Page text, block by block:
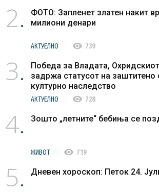
2
ФОТО: Запленет златен накит
милиони денари
АКТУЕЛНО visibility 739
3
Победа за Владата,
задржа статусот на заштитено
културно наследство
АКТУЕЛНО visibility 728
4 Зошто „летните“ бебиња се
ЖИВОТ visibility 719
5 Дневен хороскоп: Петок 24.